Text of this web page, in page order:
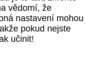
vědomí, že
nastavení mohou
pokud nejste
učinit!